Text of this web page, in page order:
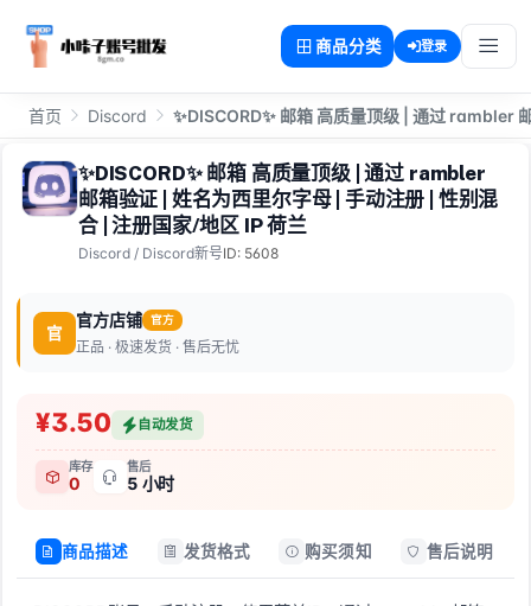
商品分类 登录
首页 Discord ✨DISCORD✨ 邮箱 高质量顶级 | 通过 rambler
✨DISCORD✨ 邮箱 高质量顶级 | 通过 rambler
邮箱验证 | 姓名为西里尔字母 | 手动注册 | 性别混
合 | 注册国家/地区 IP 荷兰
Discord / Discord新号ID: 5608
官
官方店铺 官方
正品 · 极速发货 · 售后无忧
¥3.50 自动发货
库存
0
售后
5 小时
商品描述 发货格式 购买须知 售后说明